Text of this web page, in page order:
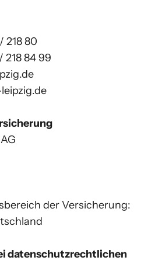
218 80
218 84 99
der Versicherung:
datenschutzrechtlichen